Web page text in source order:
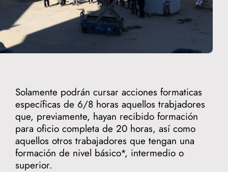
Solamente podrán cursar acciones formaticas
específicas de 6/8 horas aquellos trabjadores
que, previamente, hayan recibido formación
para oficio completa de 20 horas, así como
aquellos otros trabajadores que tengan una
formación de nivel básico*, intermedio o
superior.